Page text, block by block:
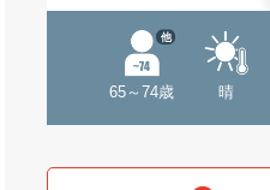
65～74歳
他
晴